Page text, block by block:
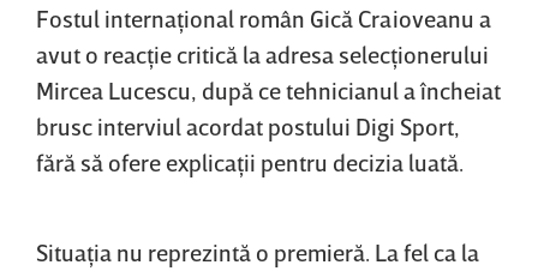
Fostul internaţional român Gică Craioveanu a
avut o reacţie critică la adresa selecţionerului
Mircea Lucescu, după ce tehnicianul a încheiat
brusc interviul acordat postului Digi Sport,
fără să ofere explicaţii pentru decizia luată.
Situaţia nu reprezintă o premieră. La fel ca la